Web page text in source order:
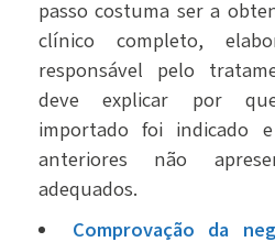
passo costuma ser a
clínico completo,
responsável pelo
deve explicar por
importado foi indicado
anteriores não
adequados.
Comprovação da